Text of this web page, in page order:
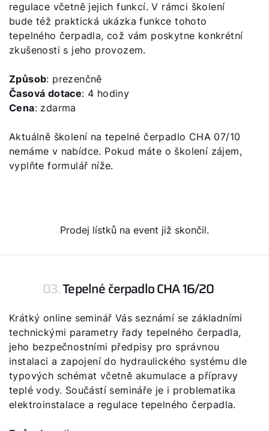
regulace včetně jejich funkcí. V rámci školení
bude též praktická ukázka funkce tohoto
tepelného čerpadla, což vám poskytne konkrétní
zkušenosti s jeho provozem.
Způsob: prezenčně
Časová dotace: 4 hodiny
Cena: zdarma
Aktuálně školení na tepelné čerpadlo CHA 07/10
nemáme v nabídce. Pokud máte o školení zájem,
vyplňte formulář níže.
Prodej lístků na event již skončil.
03.Tepelné čerpadlo CHA 16/20
Krátký online seminář Vás seznámí se základními
technickými parametry řady tepelného čerpadla,
jeho bezpečnostními předpisy pro správnou
instalaci a zapojení do hydraulického systému dle
typových schémat včetně akumulace a přípravy
teplé vody. Součástí semináře je i problematika
elektroinstalace a regulace tepelného čerpadla.
Služby WOLF
Servis
Kontaktní formulář
Kontakty
WOLF Akademie